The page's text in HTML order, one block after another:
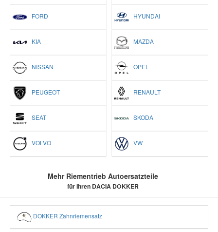
FORD HYUNDAI
KIA MAZDA
NISSAN OPEL
PEUGEOT RENAULT
SEAT SKODA
VOLVO VW
Mehr Riementrieb Autoersatzteile
für Ihren DACIA DOKKER
DOKKER Zahnriemensatz